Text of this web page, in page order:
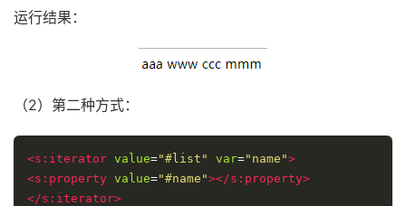
运行结果：
（2）第二种方式：
<s:iterator value="#list" var="name">
<s:property value="#name"></s:property>
</s:iterator>